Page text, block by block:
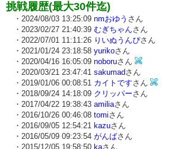
挑戦履歴(最大30件迄)
・2024/08/03 13:25:09 nmおゆう さん
・2023/02/27 21:40:39 むぎちゃんさん
・2022/07/01 11:11:26 りいぬうんぴさん
・2021/01/24 23:18:58 yurikoさん
・2020/04/16 16:05:09 noboruさん
・2020/03/21 23:47:41 sakumadさん
・2019/01/06 00:08:51 カイトですさん
・2018/09/24 14:18:09 クリッパーさん
・2017/04/22 19:38:43 amiliaさん
・2016/10/26 00:46:08 tomiさん
・2016/09/05 12:54:21 kazuさん
・2016/05/09 09:23:54 がんばさん
・2015/12/05 19:58:50 kaさん